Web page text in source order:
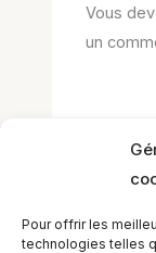
Pour offrir les
technologies telles
Vous
un